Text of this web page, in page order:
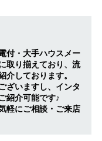
付・大手ハウスメー
取り揃えており、流
介しております。
ざいますし、インタ
紹介可能です♪
軽にご相談・ご来店